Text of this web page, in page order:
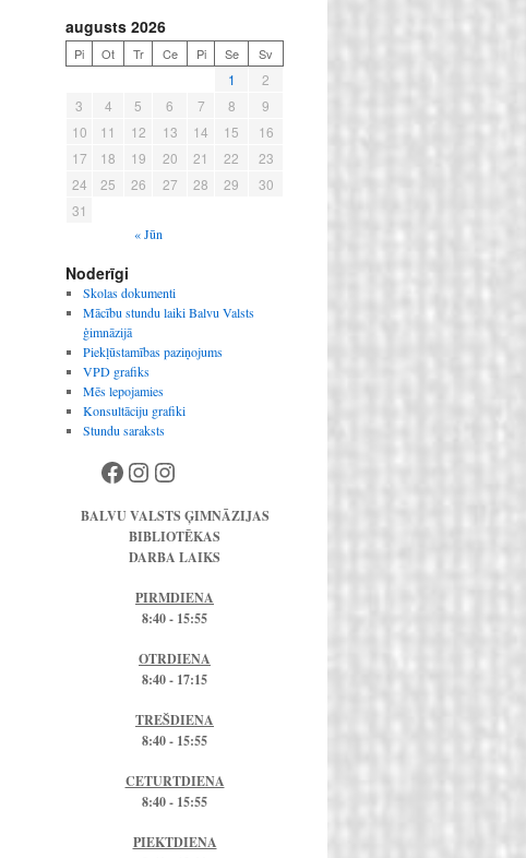
augusts 2026
Pi Ot Tr Ce Pi Se Sv
1
2
3
4 5 6 7 8
9
10
11 12 13 14 15
16
17
18 19 20 21 22
23
24
25 26 27 28 29
30
31
« Jūn
Noderīgi
Skolas dokumenti
Mācību stundu laiki Balvu Valsts
ģimnāzijā
Piekļūstamības paziņojums
VPD grafiks
Mēs lepojamies
Konsultāciju grafiki
Stundu saraksts
Facebook
Instagram
Instagram
BALVU VALSTS ĢIMNĀZIJAS
BIBLIOTĒKAS
DARBA LAIKS
PIRMDIENA
8:40 - 15:55
OTRDIENA
8:40 - 17:15
TREŠDIENA
8:40 - 15:55
CETURTDIENA
8:40 - 15:55
PIEKTDIENA